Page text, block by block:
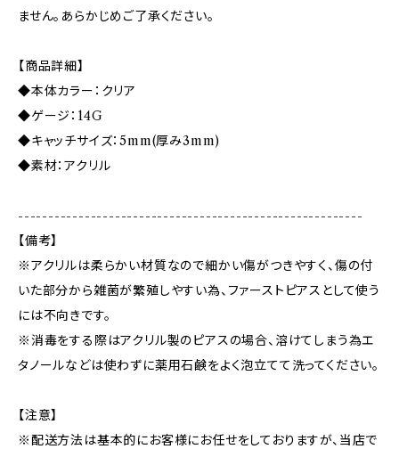
ません。あらかじめご了承ください。
【商品詳細】
◆本体カラー：クリア
◆ゲージ：14G
◆キャッチサイズ：5mm(厚み3mm)
◆素材：アクリル
---------------------------------------------------------
【備考】
※アクリルは柔らかい材質なので細かい傷がつきやすく、傷の付
いた部分から雑菌が繁殖しやすい為、ファーストピアスとして使う
には不向きです。
※消毒をする際はアクリル製のピアスの場合、溶けてしまう為エ
タノールなどは使わずに薬用石鹸をよく泡立てて洗ってください。
【注意】
※配送方法は基本的にお客様にお任せをしておりますが、当店で